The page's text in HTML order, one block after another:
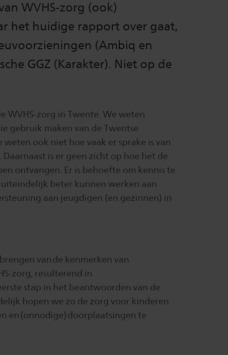
WVHS-zorg (ook)
het huidige rapport over gaat,
(Ambiq en
GGZ (Karakter). Niet op de
WVHS-zorg in Twente. We weten
gebruik maken van de Twentse
ook niet hoe vaak er sprake is van
is er geen zicht op hoe het de
ontvangen. Er is behoefte om kennis te
beter kunnen werken aan
aan jeugdigen (en gezinnen) in
van de kenmerken van
zorg, resulterend in
stap in het beantwoorden van de
hopen we zo de zorg voor kinderen
en (onnodige) doorplaatsingen te